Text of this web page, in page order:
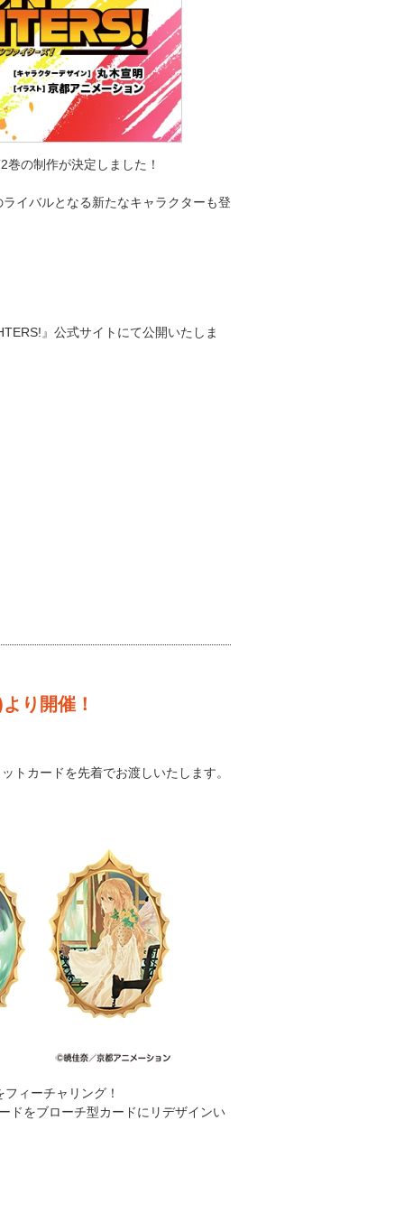
の制作が決定しました！
イバルとなる新たなキャラクターも登
』公式サイトにて公開いたしま
り開催！
トカードを先着でお渡しいたします。
ィーチャリング！
ドをブローチ型カードにリデザインい